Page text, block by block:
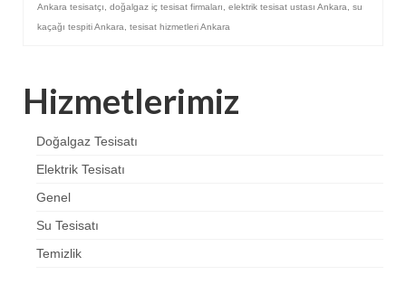
Ankara tesisatçı
doğalgaz iç tesisat firmaları elektrik tesisat ustası Ankara
su
kaçağı tespiti Ankara
tesisat hizmetleri Ankara
Hizmetlerimiz
Doğalgaz Tesisatı
Elektrik Tesisatı
Genel
Su Tesisatı
Temizlik